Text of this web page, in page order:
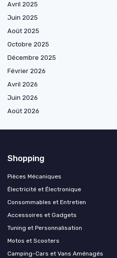
Avril 2025
Juin 2025
Août 2025
Octobre 2025
Décembre 2025
Février 2026
Avril 2026
Juin 2026
Août 2026
Shopping
Pièces Mécaniques
Électricité et Électronique
Consommables et Entretien
Accessoires et Gadgets
Tuning et Personnalisation
Motos et Scooters
Camping-Cars et Vans Aménagés